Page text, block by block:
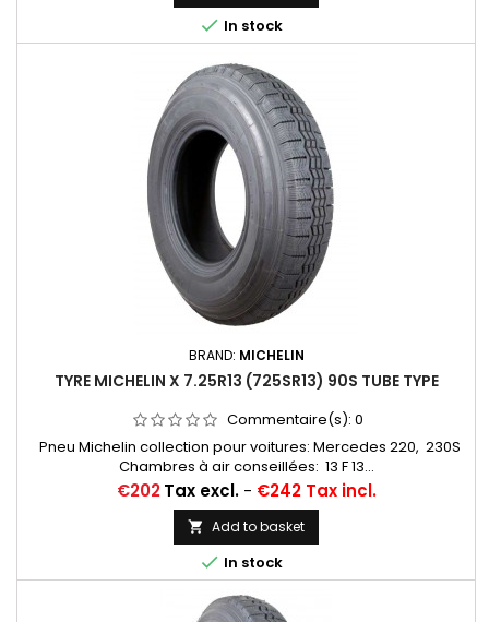
 In stock
BRAND: MICHELIN
TYRE MICHELIN X 7.25R13 (725SR13) 90S TUBE TYPE
Commentaire(s): 0
Pneu Michelin collection pour voitures: Mercedes 220, 230S
Chambres à air conseillées: 13 F 13...
Price
€202 Tax excl.- €242 Tax incl.
 Add to basket
 In stock